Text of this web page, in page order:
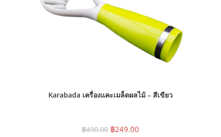
Karabada เครื่องแคะเมล็ดผลไม้ – สีเขียว
฿490.00 Original
price
฿249.00